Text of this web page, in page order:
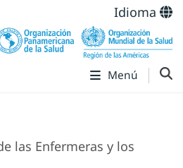
Idioma
Menú
las Enfermeras y los